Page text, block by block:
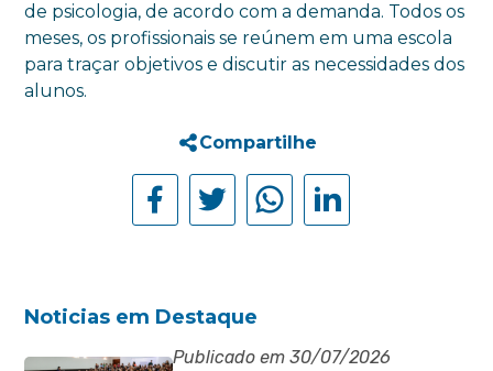
de psicologia, de acordo com a demanda. Todos os
meses, os profissionais se reúnem em uma escola
para traçar objetivos e discutir as necessidades dos
alunos.
Compartilhe
Noticias em Destaque
Publicado em 30/07/2026